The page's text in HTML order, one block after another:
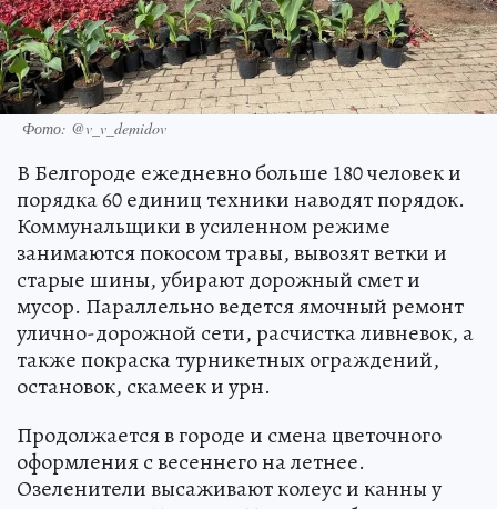
Фото: @v_v_demidov
В Белгороде ежедневно больше 180 человек и
порядка 60 единиц техники наводят порядок.
Коммунальщики в усиленном режиме
занимаются покосом травы, вывозят ветки и
старые шины, убирают дорожный смет и
мусор. Параллельно ведется ямочный ремонт
улично-дорожной сети, расчистка ливневок, а
также покраска турникетных ограждений,
остановок, скамеек и урн.
Продолжается в городе и смена цветочного
оформления с весеннего на летнее.
Озеленители высаживают колеус и канны у